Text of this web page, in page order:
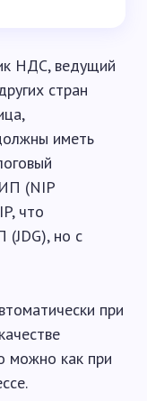
НДС, ведущий
стран
иметь
(NIP
что
(JDG), но с
при
можно как при